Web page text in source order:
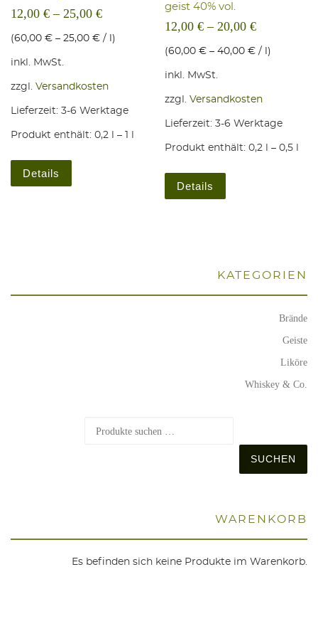
12,00 € – 25,00 €
(60,00 € – 25,00 € / )
inkl. MwSt.
zzgl. Versandkosten
Lieferzeit: 3-6 Werktage
Produkt enthält: 0,2 – 1
Details
geist 40% vol.
12,00€ –20,00€
(60,00€ –40,00€ / l)
inkl. MwSt.
zzgl.Versandkosten
Lieferzeit:3-6 Werktage
Produkt enthält: 0,2 – 0,5
Details
KATE­GO­RIEN
Brände
Geiste
Liköre
Whiskey & Co.
SUCHEN
WAREN­KORB
Es befinden sich keine Produkte im Warenkorb.